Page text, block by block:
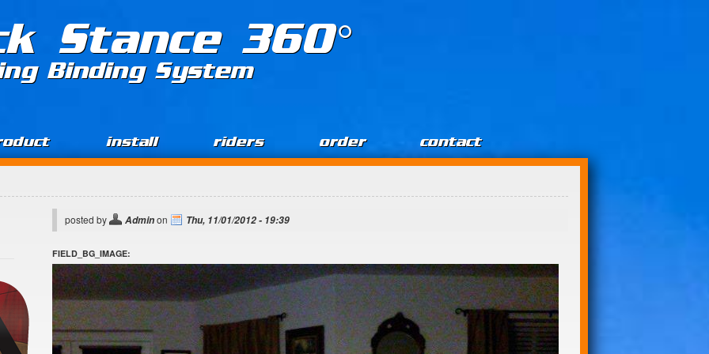
Stance 360°
Binding System
install riders order contact
posted by Adminon Thu, 11/01/2012 - 19:39
FIELD_BG_IMAGE: